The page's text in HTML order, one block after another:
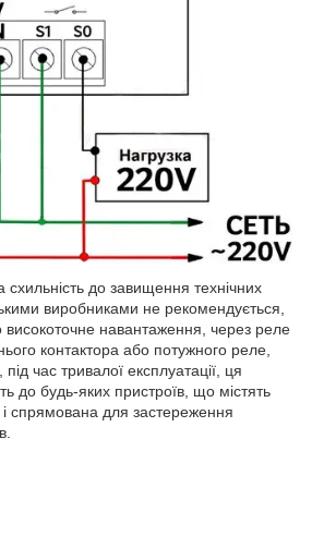
схильність до завищення технічних
виробниками не рекомендується,
високоточне навантаження, через реле
контактора або потужного реле,
час тривалої експлуатації, ця
до будь-яких пристроїв, що містять
і спрямована для застереження